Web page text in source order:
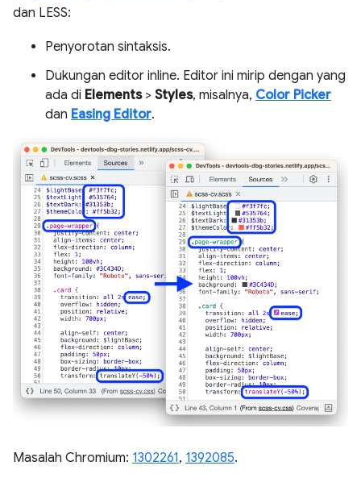
dan LESS:
Penyorotan sintaksis.
Dukungan editor inline. Editor ini mirip dengan yang
ada di Elements> Styles, misalnya, Color Picker
dan Easing Editor.
Masalah Chromium: 1302261, 1392085.